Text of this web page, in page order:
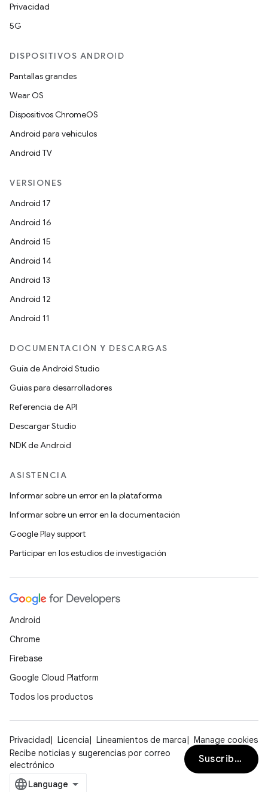
Privacidad
5G
DISPOSITIVOS ANDROID
Pantallas grandes
Wear OS
Dispositivos ChromeOS
Android para vehículos
Android TV
VERSIONES
Android 17
Android 16
Android 15
Android 14
Android 13
Android 12
Android 11
DOCUMENTACIÓN Y DESCARGAS
Guía de Android Studio
Guías para desarrolladores
Referencia de API
Descargar Studio
NDK de Android
ASISTENCIA
Informar sobre un error en la plataforma
Informar sobre un error en la documentación
Google Play support
Participar en los estudios de investigación
Android
Chrome
Firebase
Google Cloud Platform
Todos los productos
Privacidad Licencia Lineamientos de marca
Manage cookies
Recibe noticias y sugerencias por correo
electrónico
Suscribirse